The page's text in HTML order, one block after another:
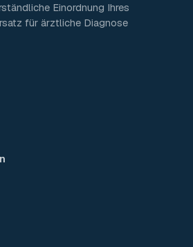
Einordnung Ihres
für ärztliche Diagnose